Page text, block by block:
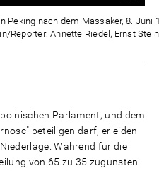
Zeit
Peking nach dem Massaker, 8.
Reporter: Annette Riedel, Ernst
Parlament, und dem
beteiligen darf, erleiden
Während für die
von 65 zu 35 zugunsten